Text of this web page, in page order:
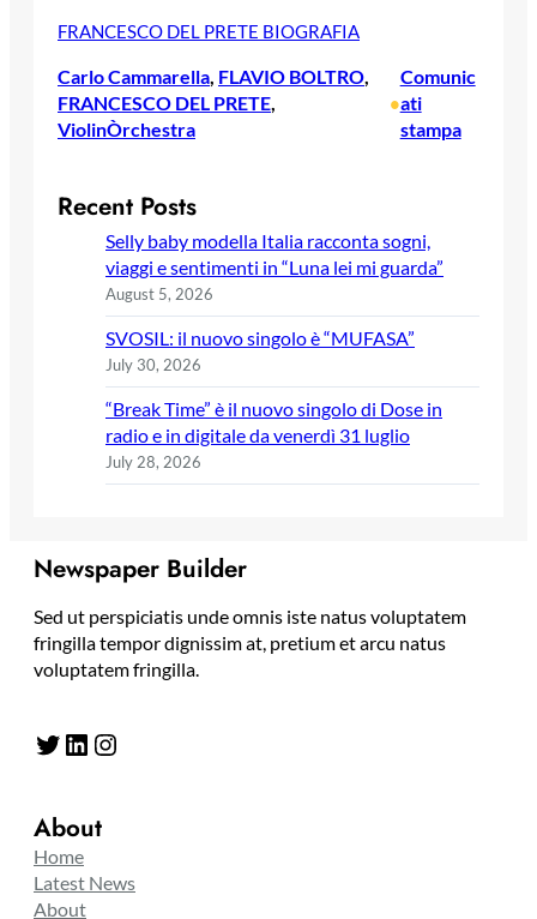
FRANCESCO DEL PRETE BIOGRAFIA
Carlo Cammarella FLAVIO BOLTRO
FRANCESCO DEL PRETE
ViolinÒrchestra
•
Comunic
ati
stampa
Recent Posts
Selly baby modella Italia racconta sogni,
viaggi e sentimenti in “Luna lei mi guarda”
August 5, 2026
SVOSIL: il nuovo singolo è “MUFASA”
July 30, 2026
“Break Time” è il nuovo singolo di Dose in
radio e in digitale da venerdì 31 luglio
July 28, 2026
Newspaper Builder
Sed ut perspiciatis unde omnis iste natus voluptatem
fringilla tempor dignissim at, pretium et arcu natus
voluptatem fringilla.
Twitter LinkedIn Instagram
About
Home
Latest News
About